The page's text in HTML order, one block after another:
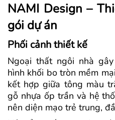
NAMI Design –
gói dự án
Phối cảnh thiết kế
Ngoại thất ngôi nhà
hình khối bo tròn mềm
kết hợp giữa tông màu
gỗ nhựa ốp trần và hệ
nên diện mạo trẻ trung,